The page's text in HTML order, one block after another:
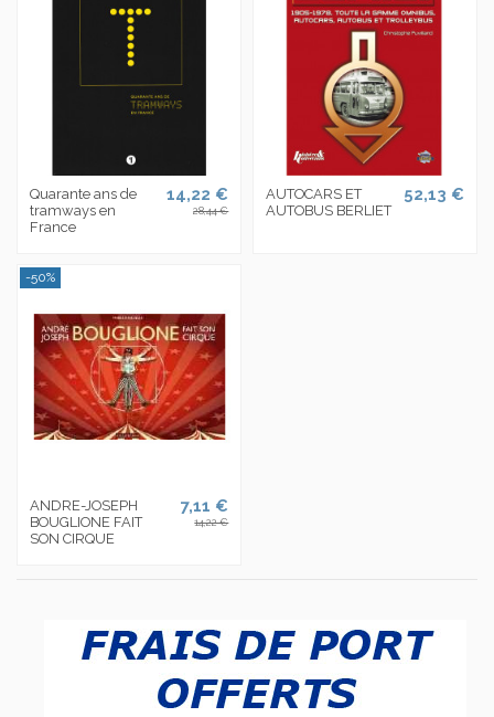
Quarante ans de
tramways en
France
14,22 €
28,44 €
AUTOCARS ET
AUTOBUS BERLIET
52,13 €
-50%
ANDRE-JOSEPH
BOUGLIONE FAIT
SON CIRQUE
7,11 €
14,22 €